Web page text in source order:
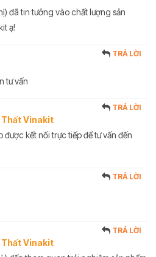
đã tin tưởng vào chất lượng sản
ạ!
TRẢ LỜI
tư vấn
Thất Vinakit
TRẢ LỜI
được kết nối trực tiếp để tư vấn đến
TRẢ LỜI
Thất Vinakit
TRẢ LỜI